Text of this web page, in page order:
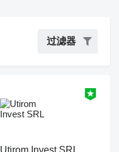
过滤器
Utirom Invest SRL